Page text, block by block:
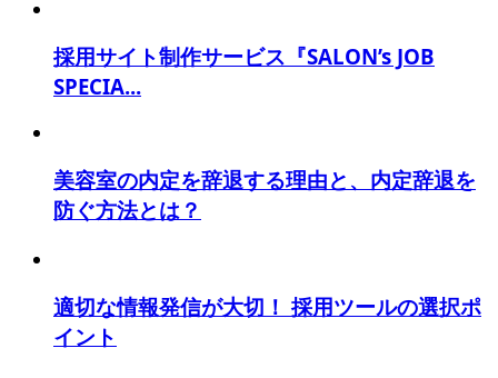
採用サイト制作サービス『SALON’s JOB
SPECIA...
美容室の内定を辞退する理由と、内定辞退を
防ぐ方法とは？
適切な情報発信が大切！ 採用ツールの選択ポ
イント